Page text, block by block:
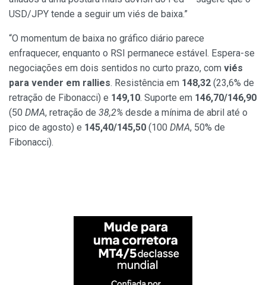
USD/JPY tende a seguir um viés de baixa.”
“O momentum de baixa no gráfico diário parece
enfraquecer, enquanto o RSI permanece estável. Espera-se
negociações em dois sentidos no curto prazo, com viés
para vender em rallies. Resistência em 148,32 (23,6% de
retração de Fibonacci) e 149,10. Suporte em 146,70/146,90
(50 DMA, retração de 38,2% desde a mínima de abril até o
pico de agosto) e 145,40/145,50 (100 DMA, 50% de
Fibonacci).